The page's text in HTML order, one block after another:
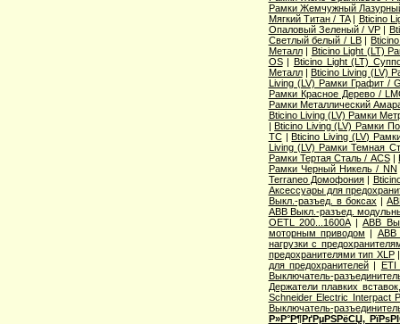
Рамки Жемчужный
Мягкий Титан / TA| Bticino
Опаловый Зеленый / VP|
Светлый белый / LB|
Металл| Bticino Light (LT)
OS| Bticino Light (LT)
Металл|Bticino Living (LV)
Living (LV) Рамки Графит /
Рамки Красное Дерево /
Рамки Металлический
Bticino Living (LV) Рамки
|Bticino Living (LV) Рамки
TC|Bticino Living (LV)
Living (LV) Рамки Темная
Рамки Тертая Сталь / ACS|
Рамки Черный Никель / NN
Terraneo Домофония|
Аксессуары для
Выкл.-разъед. в боксах |
ABB Выкл.-разъед.
OETL 200...1600A| ABB
моторным приводом | ABB
нагрузки с
предохранителями тип XLP
для предохранителей| ETI
Выключатель-
Держатели плавких
Schneider Electric Interpact
Выключатель-
Р»Р°Р¶РґРµРЅРёСЏ,